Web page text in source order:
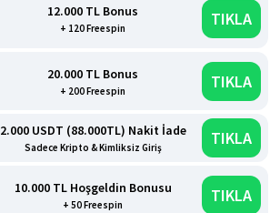
12.000 TL Bonus
+ 120 Freespin TIKLA
20.000 TL Bonus
+ 200 Freespin TIKLA
2.000 USDT (88.000TL) Nakit İade
Sadece Kripto & Kimliksiz Giriş TIKLA
10.000 TL Hoşgeldin Bonusu
+ 50 Freespin TIKLA